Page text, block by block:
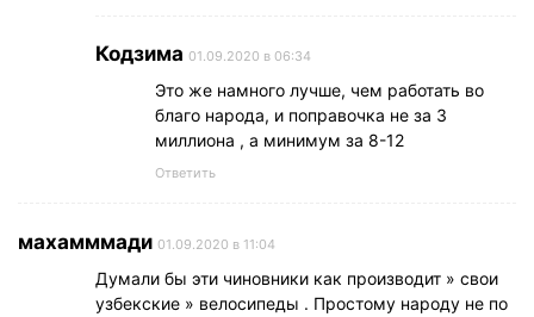
Кодзима 01.09.2020 в 06:34
Это же намного лучше, чем работать во
благо народа, и поправочка не за 3
миллиона , а минимум за 8-12
Ответить
махамммади 01.09.2020 в 11:04
Думали бы эти чиновники как производит » свои
узбекские » велосипеды . Простому народу не по